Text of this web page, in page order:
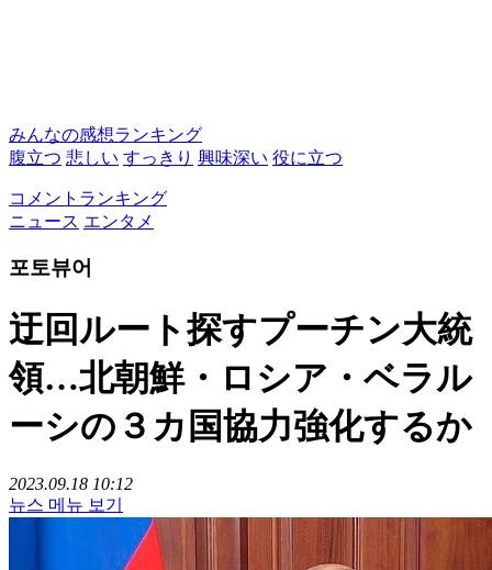
みんなの感想ランキング
腹立つ 悲しい すっきり 興味深い 役に立つ
コメントランキング
ニュース エンタメ
포토뷰어
迂回ルート探すプーチン大統
領…北朝鮮・ロシア・ベラル
ーシの３カ国協力強化するか
2023.09.18 10:12
뉴스 메뉴 보기